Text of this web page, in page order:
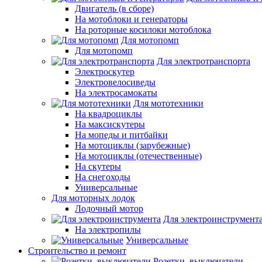
Двигатель (в сборе)
На мотоблоки и генераторы
На роторные косилоки мотоблока
Для мотопомп
Для мотопомп
Для электротранспорта
Электроскутер
Электровелосиведы
На электросамокаты
Для мототехники
На квадроциклы
На максискутеры
На мопеды и питбайки
На мотоциклы (зарубежные)
На мотоциклы (отечественные)
На скутеры
На снегоходы
Универсальные
Для моторных лодок
Лодочный мотор
Для
На электропилы
Универсальные
Строительство и ремонт